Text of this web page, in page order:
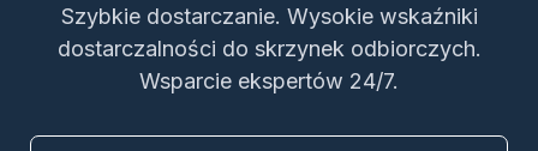
Szybkie dostarczanie. Wysokie wskaźniki
dostarczalności do skrzynek odbiorczych.
Wsparcie ekspertów 24/7.